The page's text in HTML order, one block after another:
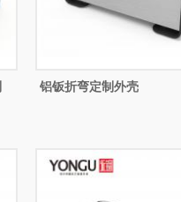
铝钣折弯定制外壳